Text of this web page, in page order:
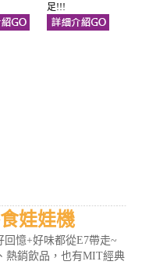
足!!!
娃娃機
憶+好味都從E7帶走~
熱銷飲品，也有MIT經典